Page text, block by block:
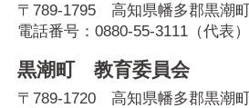
〒789-1795 高知県幡多郡黒潮
電話番号：0880-55-3111 （代表）
黒潮町 教育委員会
〒789-1720 高知県幡多郡黒潮